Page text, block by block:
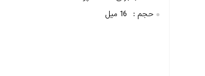
حجم :
16 میل